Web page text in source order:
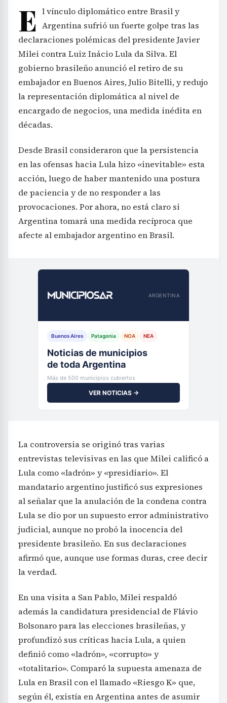
E l vínculo diplomático entre Brasil y
Argentina sufrió un fuerte golpe tras las
declaraciones polémicas del presidente Javier
Milei contra Luiz Inácio Lula da Silva. El
gobierno brasileño anunció el retiro de su
embajador en Buenos Aires, Julio Bitelli, y redujo
la representación diplomática al nivel de
encargado de negocios, una medida inédita en
décadas.
Desde Brasil consideraron que la persistencia
en las ofensas hacia Lula hizo «inevitable» esta
acción, luego de haber mantenido una postura
de paciencia y de no responder a las
provocaciones. Por ahora, no está claro si
Argentina tomará una medida recíproca que
afecte al embajador argentino en Brasil.
ARGENTINA
Buenos Aires Patagonia NOA NEA
Noticias de municipios
de toda Argentina
Más de 500 municipios cubiertos
VER NOTICIAS →
La controversia se originó tras varias
entrevistas televisivas en las que Milei calificó a
Lula como «ladrón» y «presidiario». El
mandatario argentino justificó sus expresiones
al señalar que la anulación de la condena contra
Lula se dio por un supuesto error administrativo
judicial, aunque no probó la inocencia del
presidente brasileño. En sus declaraciones
afirmó que, aunque use formas duras, cree decir
la verdad.
En una visita a San Pablo, Milei respaldó
además la candidatura presidencial de Flávio
Bolsonaro para las elecciones brasileñas, y
profundizó sus críticas hacia Lula, a quien
definió como «ladrón», «corrupto» y
«totalitario». Comparó la supuesta amenaza de
Lula en Brasil con el llamado «Riesgo K» que,
según él, existía en Argentina antes de asumir